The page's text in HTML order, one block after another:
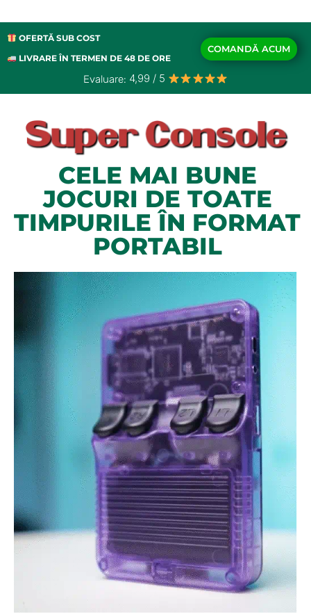
OFERTĂ SUB COST
LIVRARE ÎN TERMEN DE 48 DE ORE
COMANDĂ ACUM
Evaluare: 4,99 / 5
CELE MAI BUNE
JOCURI DE TOATE
TIMPURILE ÎN FORMAT
PORTABIL